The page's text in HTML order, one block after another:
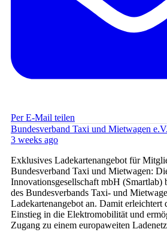
Per E-Mail teilen
Bundesverband Taxi und Mietwagen e.V.
3 weeks ago
Exklusives Ladekartenangebot für
Bundesverband Taxi und Mietwagen:
Innovationsgesellschaft mbH (Smartlab)
des Bundesverbands Taxi- und
Ladekartenangebot an. Damit erleichtert
Einstieg in die Elektromobilität und
Zugang zu einem europaweiten